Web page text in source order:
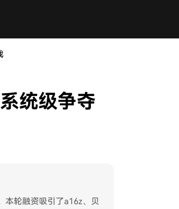
统级争夺
本轮融资吸引了a16z、贝